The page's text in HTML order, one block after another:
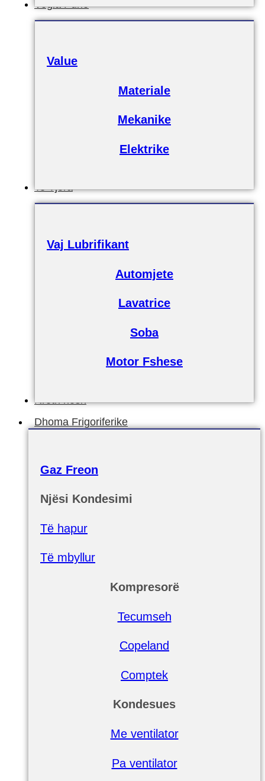
Vegla Pune
Value
Materiale
Mekanike
Elektrike
Te Tjera
Vaj Lubrifikant
Automjete
Lavatrice
Soba
Motor Fshese
Rreth nesh
Dhoma Frigoriferike
Gaz Freon
Njësi Kondesimi
Të hapur
Të mbyllur
Kompresorë
Tecumseh
Copeland
Comptek
Kondesues
Me ventilator
Pa ventilator